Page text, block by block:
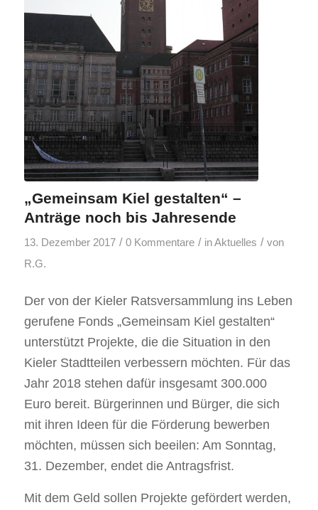
„Gemeinsam Kiel gestalten“ –
Anträge noch bis Jahresende
13. Dezember 2017 / 0 Kommentare / inAktuelles / von
R.G.
Der von der Kieler Ratsversammlung ins Leben
gerufene Fonds „Gemeinsam Kiel gestalten“
unterstützt Projekte, die die Situation in den
Kieler Stadtteilen verbessern möchten. Für das
Jahr 2018 stehen dafür insgesamt 300.000
Euro bereit. Bürgerinnen und Bürger, die sich
mit ihren Ideen für die Förderung bewerben
möchten, müssen sich beeilen: Am Sonntag,
31. Dezember, endet die Antragsfrist.
Mit dem Geld sollen Projekte gefördert werden,